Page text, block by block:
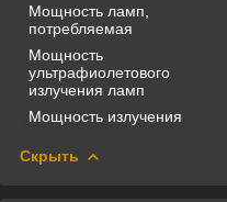
Мощность ламп,
потребляемая
Мощность
ультрафиолетового
излучения ламп
Мощность излучения
Скрыть